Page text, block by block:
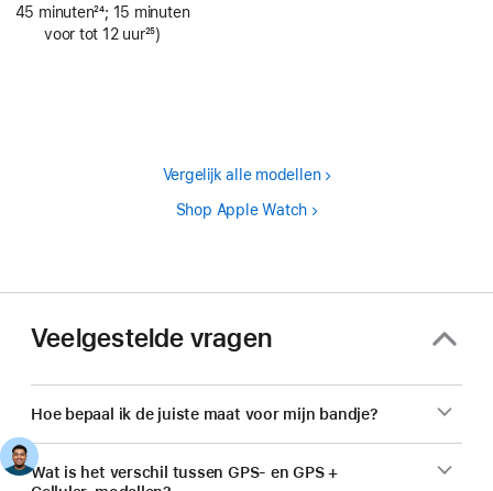
45 minuten
Voetnoot
24; 15 minuten
voor tot 12 uur25)
Vergelijk alle modellen
Shop Apple Watch
Veelgestelde vragen
Hoe bepaal ik de juiste maat voor mijn bandje?
Wat is het verschil tussen GPS- en GPS +